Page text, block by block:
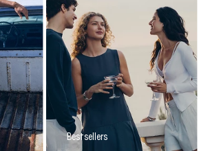
Bestsellers